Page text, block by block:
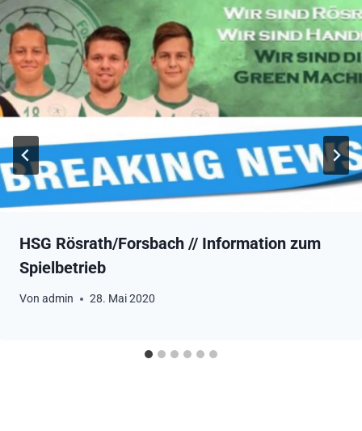
HSG Rösrath/Forsbach // Information zum
Spielbetrieb
Von admin 28. Mai 2020